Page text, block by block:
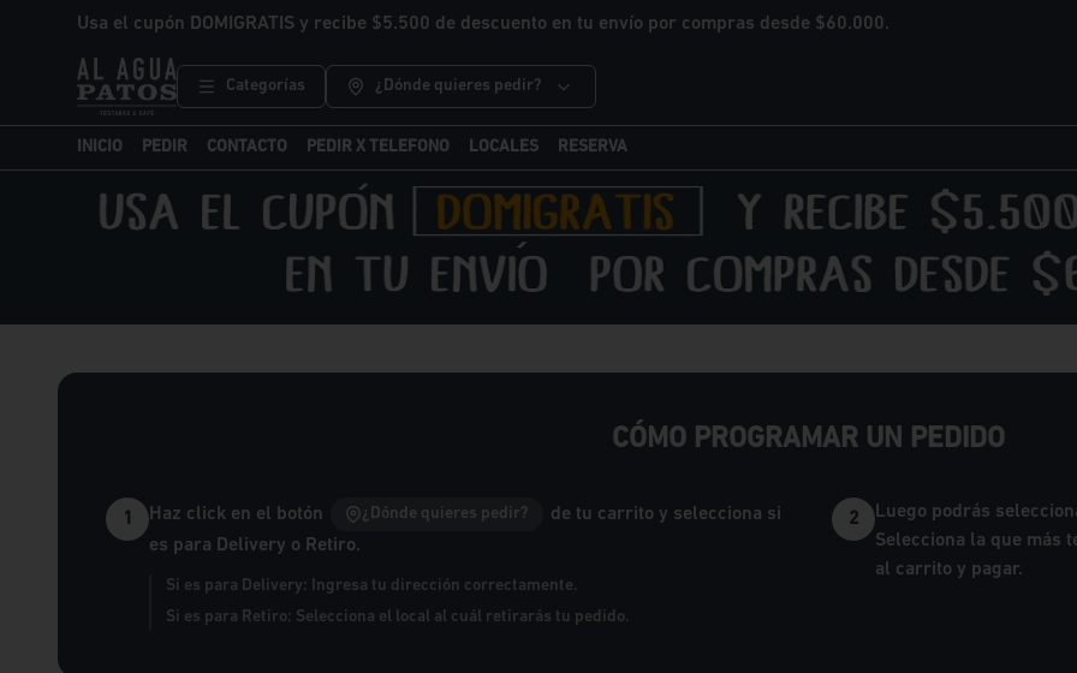
Usa el cupón DOMIGRATIS y recibe $5.500 de descuento en tu envío por compras desde $60.000.
Categorías ¿Dónde quieres pedir?
INICIO PEDIR CONTACTO PEDIR X TELEFONO LOCALES RESERVA
CÓMO PROGRAMAR UN PEDIDO
1 Haz click en el botón ¿Dónde quieres pedir?
de tu carrito y selecciona si
es para Delivery o Retiro.
Si es para Delivery: Ingresa tu dirección correctamente.
Si es para Retiro: Selecciona el local al cuál retirarás tu pedido.
2
Luego podrás
Selecciona la que más
al carrito y pagar.